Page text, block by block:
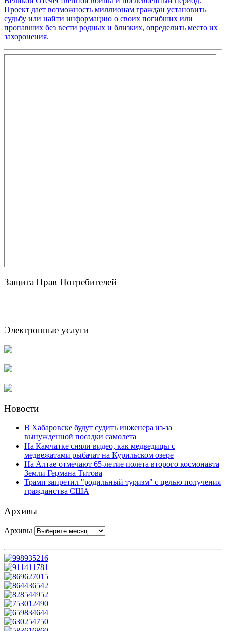
Защита Прав Потребителей
Электронные услуги
Новости
В Хабаровске будут судить инженера из-за
вынужденной посадки самолета
На Камчатке сняли видео, как медведицы с
медвежатами рыбачат на Курильском озере
На Алтае отмечают 65-летие полета второго космонавта
Земли Германа Титова
Трамп запретил "родильный туризм" с целью получения
гражданства США
Архивы
Архивы